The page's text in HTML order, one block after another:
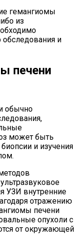
гемангиомы
из
обследования и
печени
обычно
может быть
и изучения
УЗИ внутренние
отражению
печени
опухоли с
от окружающей